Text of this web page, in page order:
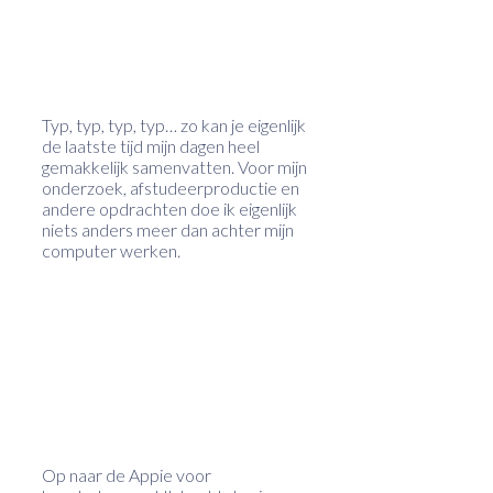
Typ, typ, typ, typ… zo kan je eigenlijk
de laatste tijd mijn dagen heel
gemakkelijk samenvatten. Voor mijn
onderzoek, afstudeerproductie en
andere opdrachten doe ik eigenlijk
niets anders meer dan achter mijn
computer werken.
Op naar de Appie voor